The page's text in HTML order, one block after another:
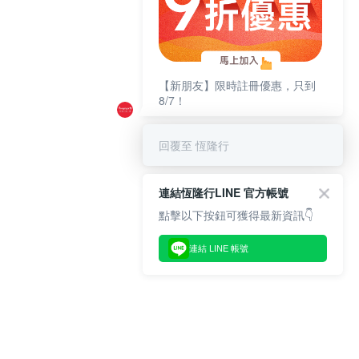
【新朋友】限時註冊優惠，只到
8/7！
回覆至 恆隆行
連結恆隆行LINE 官方帳號
點擊以下按鈕可獲得最新資訊👇
連結 LINE 帳號